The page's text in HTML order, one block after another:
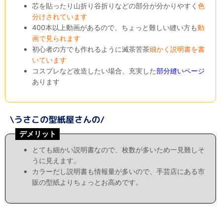
芯を貼ったり山折り谷折りなどの部分が分かりやすく色
分けされています
400本以上動画があるので、ちょっと難しい縫い方も動
画で見られます
初心者の方でも作れるように滅茶苦茶細かく説明書を書
いています
コスプレなど改造したい場合、充実した部分縫いページ
あります
デメリット
とても細かい説明書なので、枚数が多いため一見難しそ
うに見えます。
カラーだし説明書も情報量が多いので、手芸店にある市
販の型紙よりちょっとお高めです。